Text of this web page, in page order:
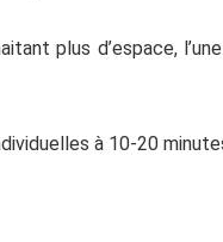
plus d’espace,
à 10-20